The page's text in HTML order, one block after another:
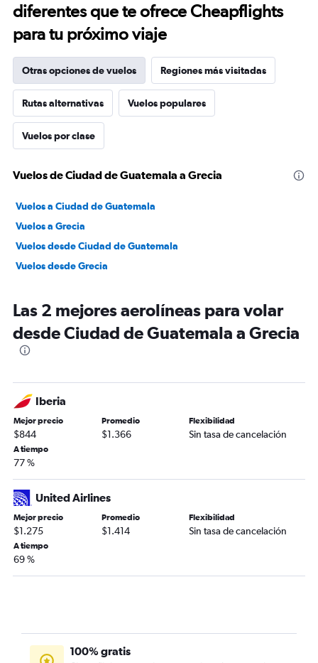
diferentes que te ofrece Cheapflights
para tu próximo viaje
Otras opciones de vuelos Regiones más visitadas
Rutas alternativas Vuelos populares
Vuelos por clase
Vuelos de Ciudad de Guatemala a Grecia
Vuelos a Ciudad de Guatemala
Vuelos a Grecia
Vuelos desde Ciudad de Guatemala
Vuelos desde Grecia
Las 2 mejores aerolíneas para volar
desde Ciudad de Guatemala a Grecia
Iberia
Mejor precio
$844
Promedio
$1.366
Flexibilidad
Sin tasa de cancelación
A tiempo
77 %
United Airlines
Mejor precio
$1.275
Promedio
$1.414
Flexibilidad
Sin tasa de cancelación
A tiempo
69 %
100% gratis